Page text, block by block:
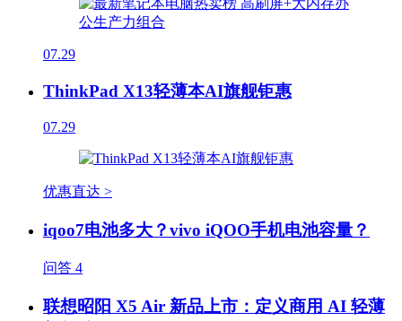
07.29
ThinkPad X13轻薄本AI旗舰钜惠
07.29
优惠直达 >
iqoo7电池多大？vivo iQOO手机电池容量？
问答 4
联想昭阳 X5 Air 新品上市：定义商用 AI 轻薄